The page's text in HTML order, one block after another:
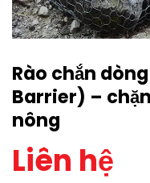
Rào chắn
Barrier) –
nông
Liên hệ